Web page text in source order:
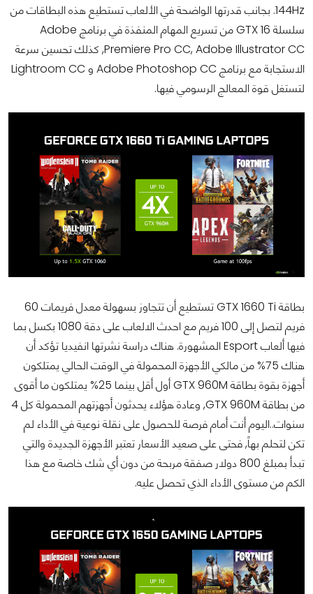
144Hz. بجانب قدرتها الواضحة في الألعاب تستطيع هذه البطاقات من
سلسلة GTX 16 من تسريع المهام المنفذة في برنامج Adobe
Premiere Pro CC, Adobe Illustrator CC, كذلك تحسين سرعة
الاستجابة مع برنامج Adobe Photoshop CC و Lightroom CC
لتستغل قوة المعالج الرسومي فيها.
بطاقة GTX 1660 Ti تستطيع أن تتجاوز بسهولة معدل فريمات 60
فريم لتصل إلى 100 فريم مع احدث الالعاب على دقة 1080 بكسل بما
فيها ألعاب Esport المشهورة. هناك دراسة نشرتها انفيديا تؤكد أن
هناك 75% من مالكي الأجهزة المحمولة في الوقت الحالي يمتلكون
أجهزة بقوة بطاقة GTX 960M أول أقل بينما 25% يمتلكون ما أقوى
من بطاقة GTX 960M, وعادة هؤلاء يحدثون أجهزتهم المحمولة كل 4
سنوات..اليوم أنت أمام فرصة للحصول على نقلة نوعية في الأداء لم
تكن لتحلم بهاً, فحتى على صعيد الأسعار تعتبر الأجهزة الجديدة والتي
تبدأ بمبلغ 800 دولار صفقة مربحة من دون أي شك خاصة مع هذا
الكم من مستوى الأداء الذي تحصل عليه.